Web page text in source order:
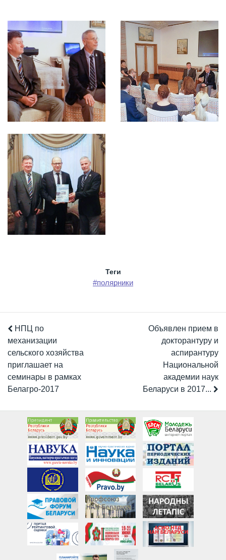
Теги
#полярники
НПЦ по
механизации
сельского хозяйства
приглашает на
семинары в рамках
Белагро-2017
Объявлен прием в
докторантуру и
аспирантуру
Национальной
академии наук
Беларуси в 2017...